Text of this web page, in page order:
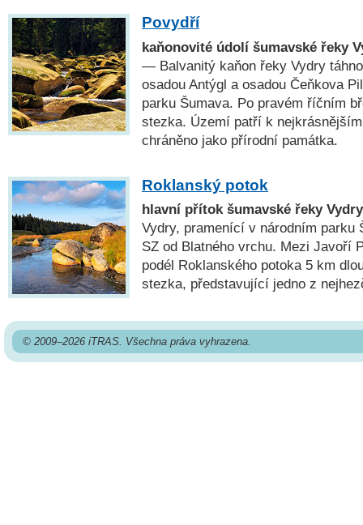
Povydří
kaňonovité údolí šumavské řeky
— Balvanitý kaňon řeky Vydry
osadou Antýgl a osadou Čeňkova
parku Šumava. Po pravém říčním
stezka. Území patří k
chráněno jako přírodní památka.
Roklanský potok
hlavní přítok šumavské řeky Vydry
Vydry, pramenící v národním parku
SZ od Blatného vrchu. Mezi Javoří
podél Roklanského potoka 5 km
stezka, představující jedno z
© 2009–2026 iTRAS. Všechna práva vyhrazena.